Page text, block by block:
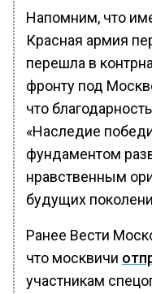
Напомним, что
Красная армия
перешла в
фронту под
что
«Наследие
фундаментом
нравственным
будущих
Ранее Вести
что москвичи
участникам